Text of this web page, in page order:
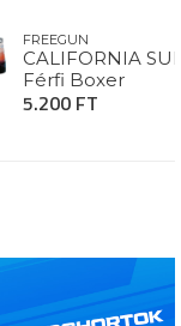
FREEGUN
Férfi Boxer
5.200 FT